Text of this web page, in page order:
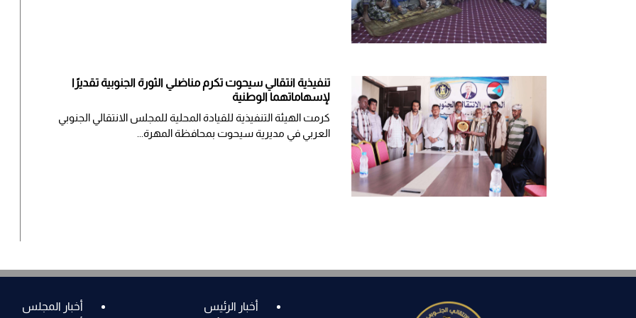
تنفيذية انتقالي سيحوت تكرم مناضلي الثورة الجنوبية تقديرًا
لإسهاماتهما الوطنية
كرمت الهيئة التنفيذية للقيادة المحلية للمجلس الانتقالي الجنوبي
العربي في مديرية سيحوت بمحافظة المهرة...
أخبار الرئيس أخبار المجلس